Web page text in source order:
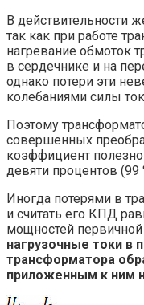
В действительности
так как при работе
нагревание обмоток
в сердечнике и на
однако потери эти
колебаниями силы
Поэтому
совершенных
коэффициент
девяти процентов (99
Иногда потерями в
и считать его КПД
мощностей первичной
нагрузочные токи в
трансформатора
приложенным к ним